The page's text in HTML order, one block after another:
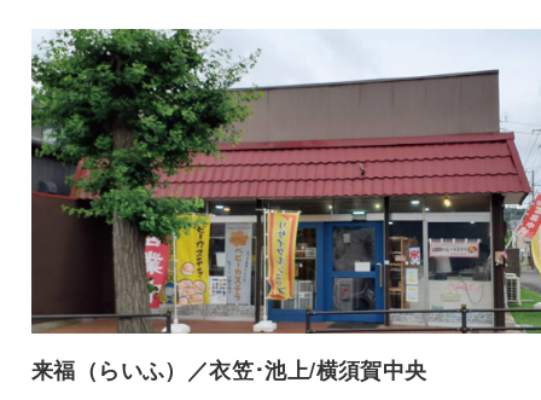
来福（らいふ）／衣笠･池上/横須賀中央